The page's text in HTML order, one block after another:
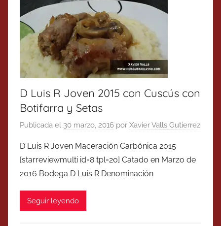
D Luis R Joven 2015 con Cuscús con
Botifarra y Setas
Publicada el 30 marzo, 2016 por Xavier Valls Gutierrez
D Luis R Joven Maceración Carbónica 2015
[starreviewmulti id=8 tpl=20] Catado en Marzo de
2016 Bodega D Luis R Denominación
Seguir leyendo